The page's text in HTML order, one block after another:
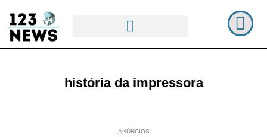
história da impressora
ANÚNCIOS